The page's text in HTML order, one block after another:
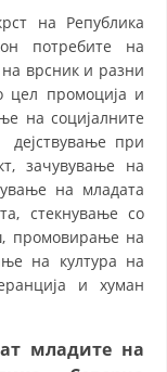
ТЕЛА
на Република
потребите на
врсник и разни
цел промоција и
на социјалните
при
зачувување на
на младата
стекнување со
промовирање на
на култура на
и хуман
младите на